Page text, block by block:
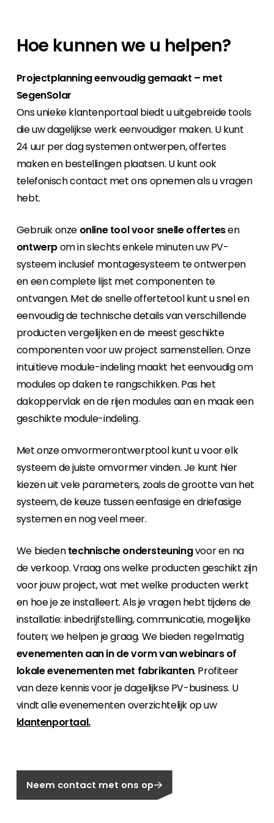
hernieuwbare energiesector? Dan ben je hier
Huiseigenaar
en branche-informatie, dan vindt u die hier.
Hoe kunnen we u helpen?
Projectplanning eenvoudig gemaakt – met
SegenSolar
Ons unieke klantenportaal biedt u uitgebreide tools
die uw dagelijkse werk eenvoudiger maken. U kunt
24 uur per dag systemen ontwerpen, offertes
maken en bestellingen plaatsen. U kunt ook
telefonisch contact met ons opnemen als u vragen
hebt.
Gebruik onze online tool voor snelle offertesen
ontwerpom in slechts enkele minuten uw PV-
systeem inclusief montagesysteem te ontwerpen
en een complete lijst met componenten te
ontvangen. Met de snelle offertetool kunt u snel en
eenvoudig de technische details van verschillende
producten vergelijken en de meest geschikte
componenten voor uw project samenstellen. Onze
intuïtieve module-indeling maakt het eenvoudig om
modules op daken te rangschikken. Pas het
dakoppervlak en de rijen modules aan en maak een
geschikte module-indeling.
Met onze omvormerontwerptool kunt u voor elk
systeem de juiste omvormer vinden. Je kunt hier
kiezen uit vele parameters, zoals de grootte van het
systeem, de keuze tussen eenfasige en driefasige
systemen en nog veel meer.
We biedentechnische ondersteuningvoor en na
de verkoop. Vraag ons welke producten geschikt zijn
voor jouw project, wat met welke producten werkt
en hoe je ze installeert. Als je vragen hebt tijdens de
installatie: inbedrijfstelling, communicatie, mogelijke
fouten; we helpen je graag. We bieden regelmatig
evenementen aan in de vorm van webinars of
lokale evenementen met fabrikanten. Profiteer
van deze kennis voor je dagelijkse PV-business. U
vindt alle evenementen overzichtelijk op uw
klantenportaal.
Neem contact met ons op